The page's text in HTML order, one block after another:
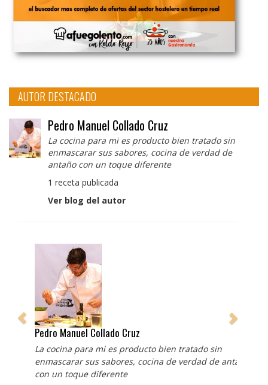
AUTOR DESTACADO
Pedro Manuel Collado Cruz
La cocina para mi es producto bien tratado sin
enmascarar sus sabores, cocina de verdad de
antaño con un toque diferente
1 receta publicada
Ver blog del autor
Pedro Manuel Collado Cruz
La cocina para mi es producto bien tratado sin
enmascarar sus sabores, cocina de verdad de antaño
con un toque diferente